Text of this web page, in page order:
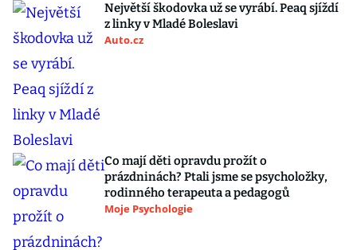
Největší škodovka už se vyrábí. Peaq sjíždí
z linky v Mladé Boleslavi
Auto.cz
Co mají děti opravdu prožít o
prázdninách? Ptali jsme se psycholožky,
rodinného terapeuta a pedagogů
Moje Psychologie